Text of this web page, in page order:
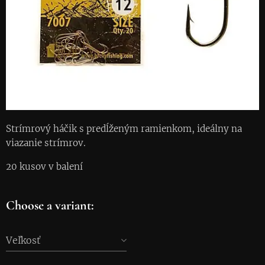
Strímrový háčik s predĺženým ramienkom, ideálny na
viazanie strímrov.
20 kusov v balení
Choose a variant:
Veľkosť